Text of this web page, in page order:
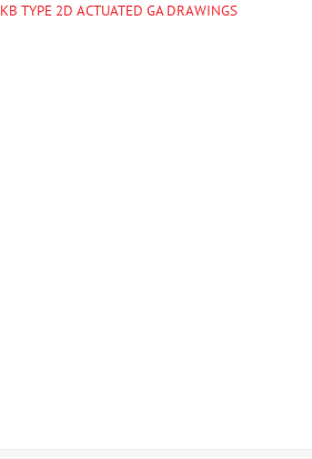
KB TYPE 2D ACTUATED GA DRAWINGS